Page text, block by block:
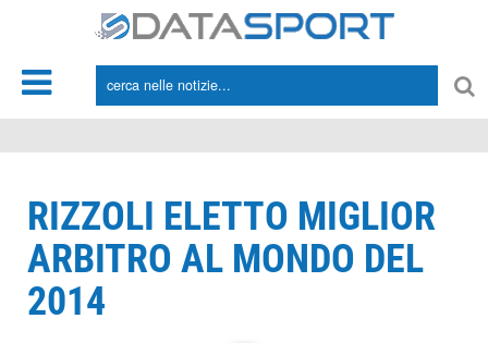
RIZZOLI ELETTO MIGLIOR
ARBITRO AL MONDO DEL
2014